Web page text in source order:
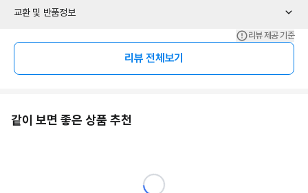
교환 및 반품정보
리뷰 제공 기준
리뷰 전체보기
같이 보면 좋은 상품 추천